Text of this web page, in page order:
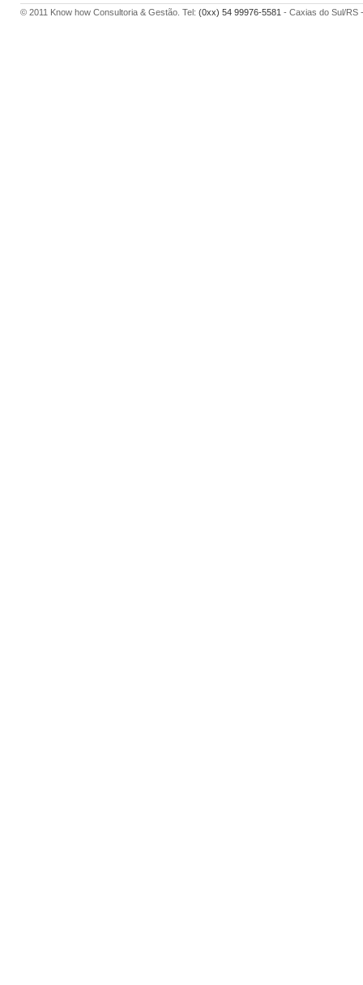
© 2011 Know how Consultoria & Gestão. Tel: (0xx) 54 99976-5581 - Caxias do Sul/RS